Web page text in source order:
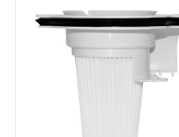
Отправим
13.08.2026
В наличии в пункте
самовывоза